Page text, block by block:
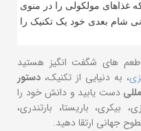
غذاهای مولکولی را در منوی
شام بعدی خود یک تکنیک را
های شگفت انگیز هستید
، به دنیایی از تکنیک، دستور
دست یابید و دانش خود را
باریستا، بارتندری،
جهانی ارتقا دهید.